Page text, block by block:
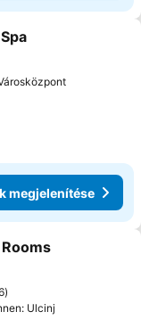
a kedvencekhez
megjelenítése
a kedvencekhez
Ulcinj